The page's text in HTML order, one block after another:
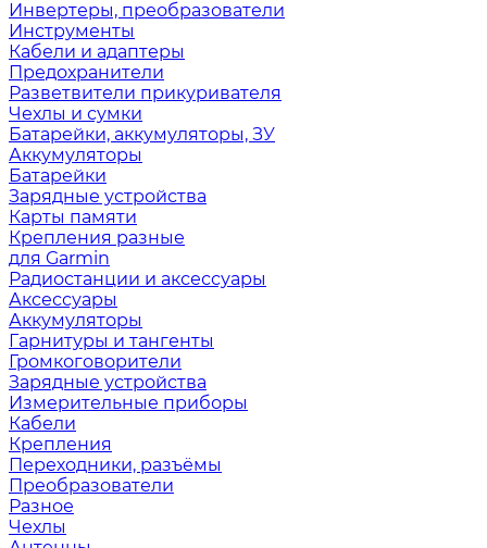
Инвертеры, преобразователи
Инструменты
Кабели и адаптеры
Предохранители
Разветвители прикуривателя
Чехлы и сумки
Батарейки, аккумуляторы, ЗУ
Аккумуляторы
Батарейки
Зарядные устройства
Карты памяти
Крепления разные
для Garmin
Радиостанции и аксессуары
Аксессуары
Аккумуляторы
Гарнитуры и тангенты
Громкоговорители
Зарядные устройства
Измерительные приборы
Кабели
Крепления
Переходники, разъёмы
Преобразователи
Разное
Чехлы